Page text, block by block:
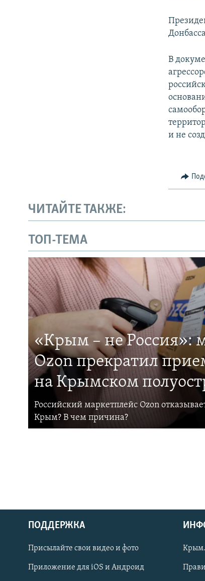
Українською
Qırımtatar
В
и не
ЧИТАЙТЕ ТАКЖЕ:
ТОП-ТЕМА
«Крым – не Россия»:
Ozon прекратил
на Крымском
Российский маркетплейс Ozon
Крым? В чем причина?
ПОДДЕРЖКА
Присылайте свои видео и фото
Приложение для iOS и Андроид